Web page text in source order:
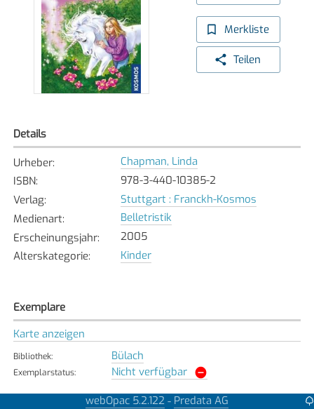
Merkliste
Teilen
Details
Urheber:
Chapman, Linda
ISBN:
978-3-440-10385-2
Verlag:
Stuttgart : Franckh-Kosmos
Medienart:
Belletristik
Erscheinungsjahr:
2005
Alterskategorie: Kinder
Exemplare
Karte anzeigen
Bibliothek: Bülach
Exemplarstatus: Nicht verfügbar
Fällanden
webOpac 5.2.122 - Predata AG